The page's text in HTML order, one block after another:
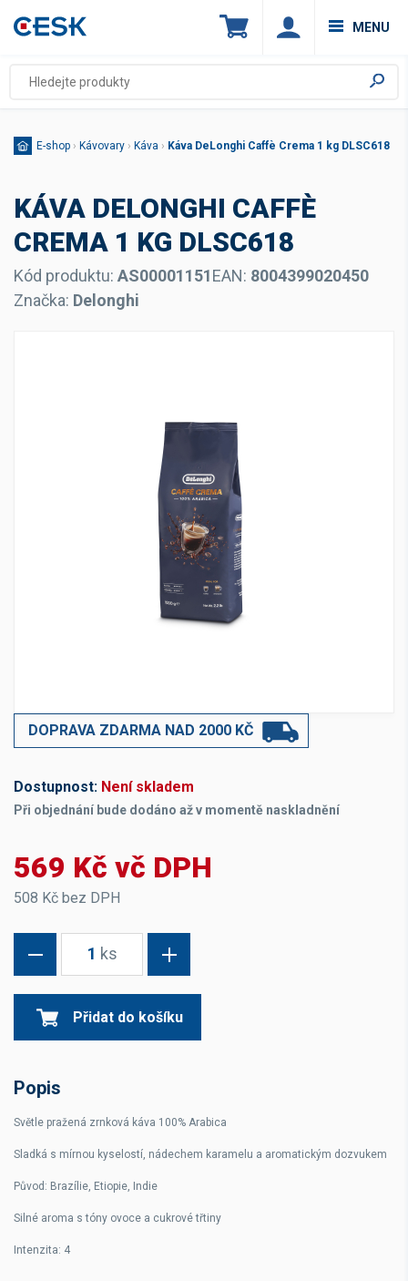
MENU
E-shop › Kávovary › Káva › Káva DeLonghi Caffè Crema 1 kg DLSC618
KÁVA DELONGHI CAFFÈ
CREMA 1 KG DLSC618
Kód produktu: AS00001151EAN: 8004399020450
Značka: Delonghi
DOPRAVA ZDARMA NAD 2000 KČ
Dostupnost: Není skladem
Při objednání bude dodáno až v momentě naskladnění
569 Kč vč DPH
508 Kč bez DPH
1 ks
Přidat do košíku
Popis
Světle pražená zrnková káva 100% Arabica
Sladká s mírnou kyselostí, nádechem karamelu a aromatickým dozvukem
Původ: Brazílie, Etiopie, Indie
Silné aroma s tóny ovoce a cukrové třtiny
Intenzita: 4